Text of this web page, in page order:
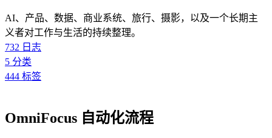
AI、产品、数据、商业系统、旅行、摄影，以及一个长期主
义者对工作与生活的持续整理。
732 日志
5 分类
444 标签
OmniFocus 自动化流程